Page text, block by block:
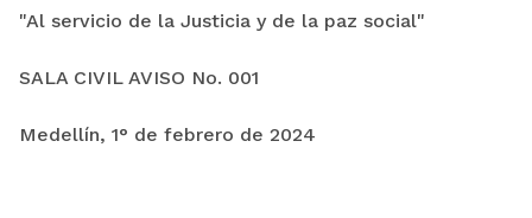
"Al servicio de la Justicia y de la paz social"
SALA CIVIL AVISO No. 001
Medellín, 1° de febrero de 2024